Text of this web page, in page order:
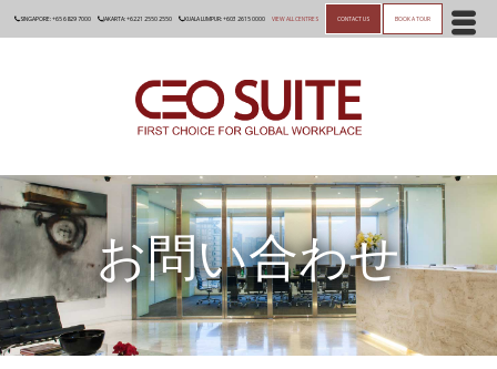
SINGAPORE: +65 6829 7000 JAKARTA: +6221 2550 2550 KUALA LUMPUR: +603 2615 0000 VIEW ALL CENTRES CONTACT US BOOK A TOUR
お問い合わせ